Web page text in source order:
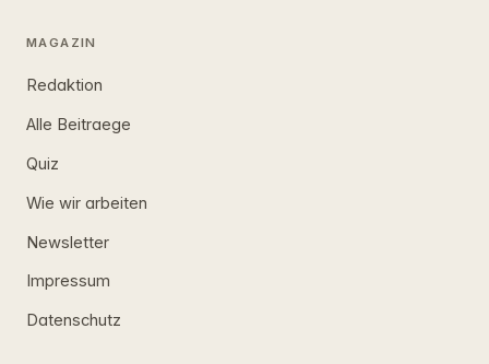
MAGAZIN
Redaktion
Alle Beitraege
Quiz
Wie wir arbeiten
Newsletter
Impressum
Datenschutz